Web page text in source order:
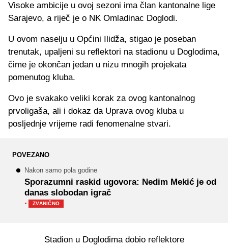
Visoke ambicije u ovoj sezoni ima član kantonalne lige
Sarajevo, a riječ je o NK Omladinac Doglodi.
U ovom naselju u Općini Ilidža, stigao je poseban
trenutak, upaljeni su reflektori na stadionu u Doglodima,
čime je okončan jedan u nizu mnogih projekata
pomenutog kluba.
Ovo je svakako veliki korak za ovog kantonalnog
prvoligaša, ali i dokaz da Uprava ovog kluba u
posljednje vrijeme radi fenomenalne stvari.
POVEZANO
Nakon samo pola godine
Sporazumni raskid ugovora: Nedim Mekić je od
danas slobodan igrač
· ZVANIČNO
Stadion u Doglodima dobio reflektore